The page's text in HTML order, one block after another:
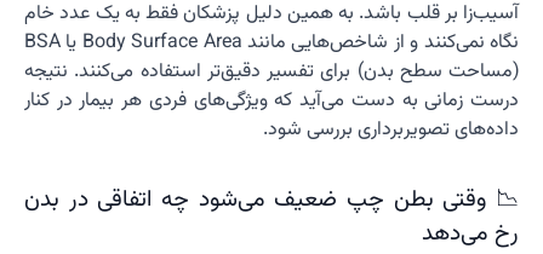
آسیب‌زا بر قلب باشد. به همین دلیل پزشکان فقط به یک عدد خام
نگاه نمی‌کنند و از شاخص‌هایی مانند Body Surface Area یا BSA
(مساحت سطح بدن) برای تفسیر دقیق‌تر استفاده می‌کنند. نتیجه
درست زمانی به دست می‌آید که ویژگی‌های فردی هر بیمار در کنار
داده‌های تصویربرداری بررسی شود.
📉 وقتی بطن چپ ضعیف می‌شود چه اتفاقی در بدن
رخ می‌دهد